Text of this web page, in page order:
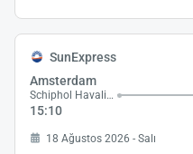
SunExpress
Amsterdam
Schiphol Havalimanı
15:10
18 Ağustos 2026 - Salı